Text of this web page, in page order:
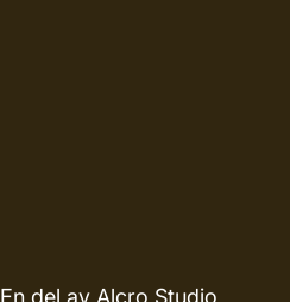
En del av Alcro Studio